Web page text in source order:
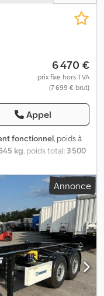
6 470 €
prix fixe hors TVA
(7 699 € brut)
Appel
fonctionnel, poids à
kg, poids total: 3 500
de chargement:
totale: 2 280 mm,
195/55R10C, frein de
Carkeeper 5820/3-P ALU
VÉHICULE NEUF
plancher intégral
kg Poids à vide : env.
de la surface de
tout : 786 x 228 cm
Annonce